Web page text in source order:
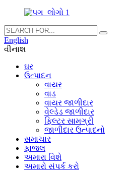
English
વીનાશ
ઘર
ઉત્પાદન
વાયર
વાડ
વાયર જાળીદાર
વેલ્ડેડ જાળીદાર
ફિલ્ટર સામગ્રી
જાળીદાર ઉત્પાદનો
સમાચાર
ફાજલ
અમારા વિશે
અમારો સંપર્ક કરો